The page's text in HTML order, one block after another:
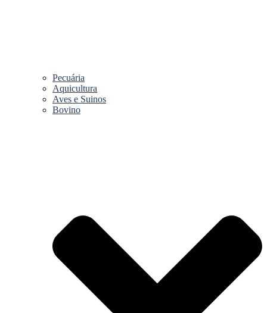
Pecuária
Aquicultura
Aves e Suinos
Bovino